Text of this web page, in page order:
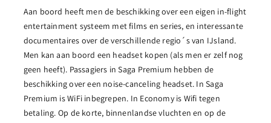
Aan boord heeft men de beschikking over een eigen in-flight
entertainment systeem met films en series, en interessante
documentaires over de verschillende regio´s van IJsland.
Men kan aan boord een headset kopen (als men er zelf nog
geen heeft). Passagiers in Saga Premium hebben de
beschikking over een noise-canceling headset. In Saga
Premium is WiFi inbegrepen. In Economy is Wifi tegen
betaling. Op de korte, binnenlandse vluchten en op de